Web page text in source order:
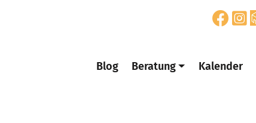
Blog Beratung Kalender